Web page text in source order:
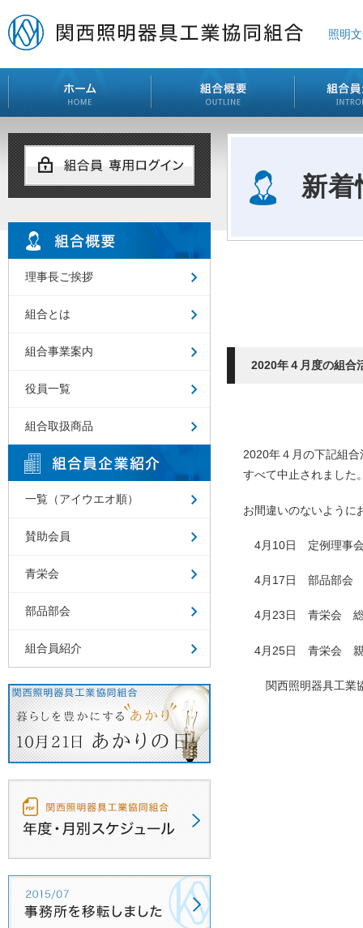
照明
新着
2020年４月度の組合
2020年４月の下記組
すべて中止されました
お間違いのないように
4月10日 定例理事
4月17日 部品部会
4月23日 青栄会
4月25日 青栄会 親
関西照明器具工業
理事長ご挨拶
組合とは
組合事業案内
役員一覧
組合取扱商品
一覧（アイウエオ順）
賛助会員
青栄会
部品部会
組合員紹介